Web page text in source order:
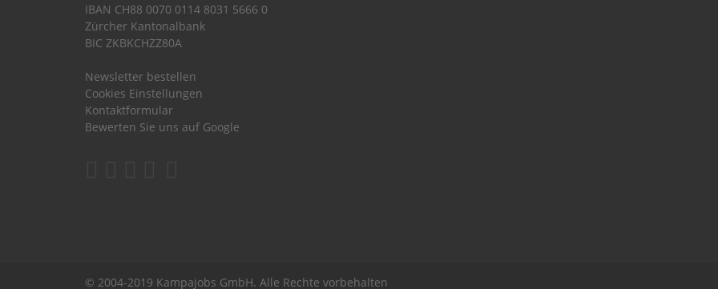
IBAN CH88 0070 0114 8031 5666 0
Zürcher Kantonalbank
BIC ZKBKCHZZ80A
Newsletter bestellen
Cookies Einstellungen
Kontaktformular
Bewerten Sie uns auf Google
© 2004-2019 Kampajobs GmbH. Alle Rechte vorbehalten